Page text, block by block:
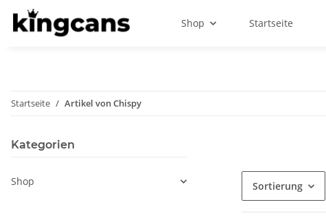
Shop Startseite
Startseite Artikel von Chispy
Sortierung
Kategorien
Shop